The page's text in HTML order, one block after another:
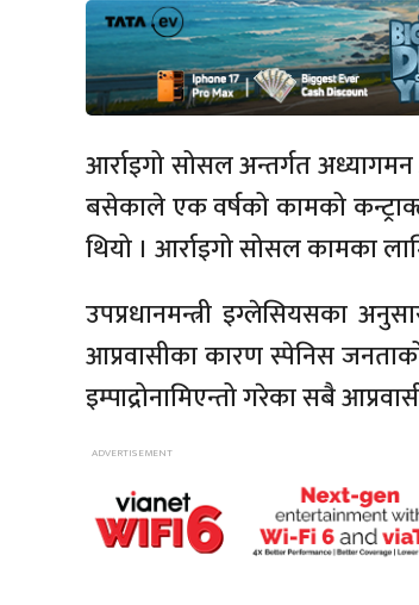
आर्राइगो सोसल अन्तर्गत
बसेकाले एक वर्षको कामको
थियो । आर्राइगो सोसल कामका
उपप्रधानमन्त्री इग्लेसियसका
आप्रवासीका कारण स्पेनिस
इम्पाद्रोनामिएन्तो गरेका सबै